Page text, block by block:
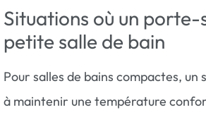
Situations où un
petite salle de bain
Pour salles de bains compactes,
à maintenir une température